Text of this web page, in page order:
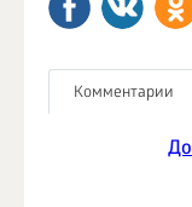
Комментарии